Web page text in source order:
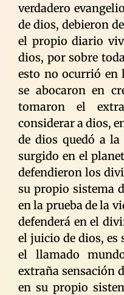
verdadero
de dios, debieron
el propio diario
dios, por sobre
esto no ocurrió en
se abocaron en
tomaron el
considerar a dios,
de dios quedó a
surgido en el
defendieron los
su propio sistema
en la prueba de la
defenderá en el
el juicio de dios, es
el llamado
extraña sensación
en su propio